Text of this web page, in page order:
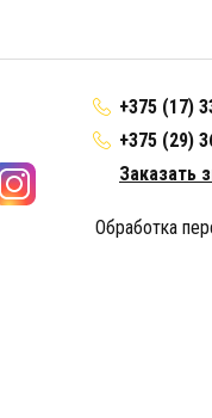
+375 (17)
+375 (29)
Заказать
Обработка